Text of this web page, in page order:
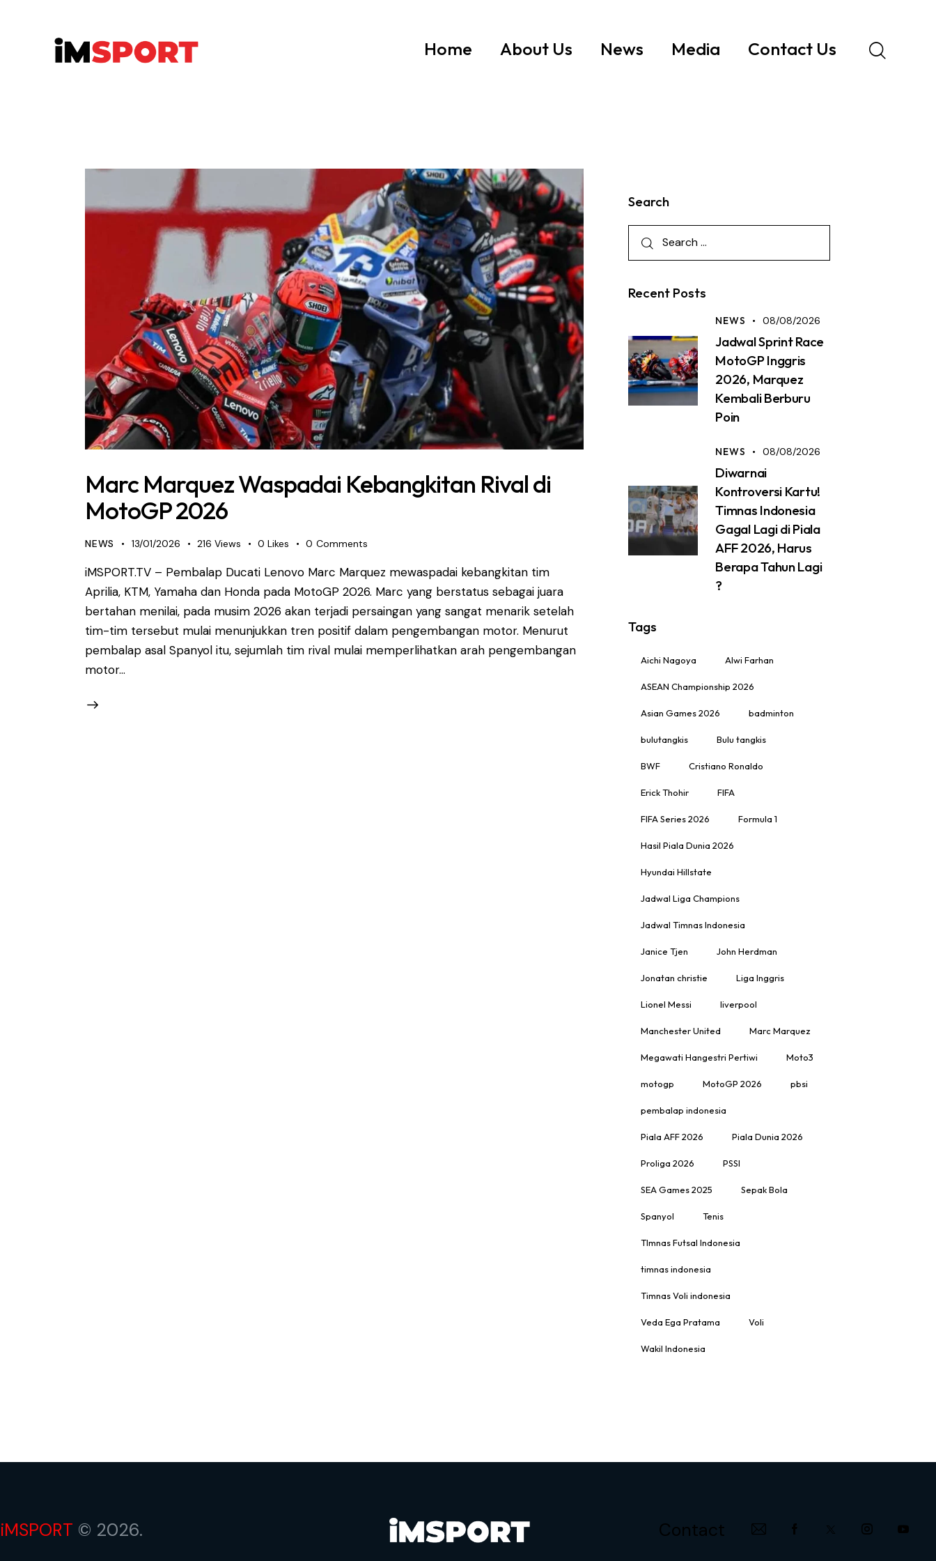
Home About Us News Media Contact Us
Marc Marquez Waspadai Kebangkitan Rival di
MotoGP 2026
NEWS 13/01/2026 216 Views 0 Likes 0 Comments
iMSPORT.TV – Pembalap Ducati Lenovo Marc Marquez mewaspadai kebangkitan tim
Aprilia, KTM, Yamaha dan Honda pada MotoGP 2026. Marc yang berstatus sebagai juara
bertahan menilai, pada musim 2026 akan terjadi persaingan yang sangat menarik setelah
tim-tim tersebut mulai menunjukkan tren positif dalam pengembangan motor. Menurut
pembalap asal Spanyol itu, sejumlah tim rival mulai memperlihatkan arah pengembangan
motor…
Search
Recent Posts
NEWS 08/08/2026
Jadwal Sprint Race
MotoGP Inggris
2026, Marquez
Kembali Berburu
Poin
NEWS 08/08/2026
Diwarnai
Kontroversi Kartu!
Timnas Indonesia
Gagal Lagi di Piala
AFF 2026, Harus
Berapa Tahun Lagi
?
Tags
Aichi Nagoya Alwi Farhan
ASEAN Championship 2026
Asian Games 2026 badminton
bulutangkis Bulu tangkis
BWF Cristiano Ronaldo
Erick Thohir FIFA
FIFA Series 2026 Formula 1
Hasil Piala Dunia 2026
Hyundai Hillstate
Jadwal Liga Champions
Jadwal Timnas Indonesia
Janice Tjen John Herdman
Jonatan christie Liga Inggris
Lionel Messi liverpool
Manchester United Marc Marquez
Megawati Hangestri Pertiwi Moto3
motogp MotoGP 2026 pbsi
pembalap indonesia
Piala AFF 2026 Piala Dunia 2026
Proliga 2026 PSSI
SEA Games 2025 Sepak Bola
Spanyol Tenis
TImnas Futsal Indonesia
timnas indonesia
Timnas Voli indonesia
Veda Ega Pratama Voli
Wakil Indonesia
iMSPORT © 2026. Contact